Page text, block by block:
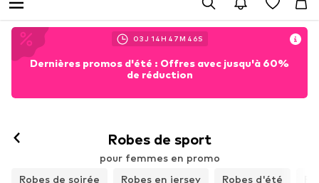
03J 14H 47M 45S
Dernières promos d'été : Offres avec jusqu'à 60%
de réduction
Robes de sport
pour femmes en promo
Robes de soirée
Robes en jersey Robes d'été